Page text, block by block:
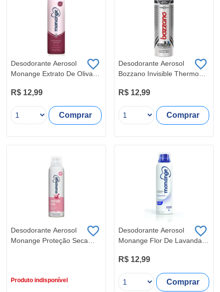
Desodorante Aerosol
Monange Extrato De Oliva
R$ 12,99
Comprar
Desodorante Aerosol
Bozzano Invisible Thermo
R$ 12,99
Comprar
Desodorante Aerosol
Monange Proteção Seca
Produto indisponível
Desodorante Aerosol
Monange Flor De Lavanda
R$ 12,99
Comprar